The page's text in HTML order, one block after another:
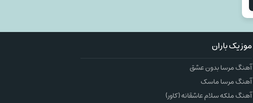
موزیک باران
آهنگ مرسا بدون عشق
آهنگ مرسا ماسک
آهنگ ملکه سلام عاشقانه (کاور)